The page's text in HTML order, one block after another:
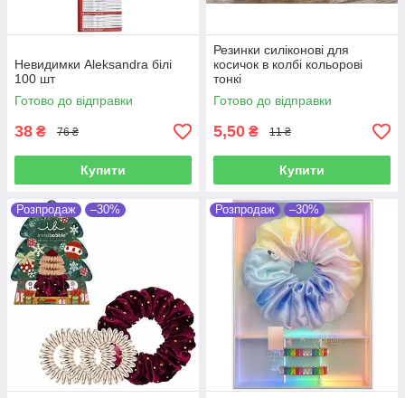
Невидимки Aleksandra білі
100 шт
Готово до відправки
38 ₴ 76 ₴
Купити
Резинки силіконові для
косичок в колбі кольорові
тонкі
Готово до відправки
5,50 ₴ 11 ₴
Купити
Розпродаж –30% Розпродаж –30%